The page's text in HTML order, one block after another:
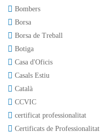
Bombers
Borsa
Borsa de Treball
Botiga
Casa d'Oficis
Casals Estiu
Català
CCVIC
certificat professionalitat
Certificats de Professionalitat